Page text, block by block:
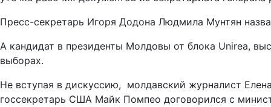
Пресс-секретарь Игоря Додона Людмила Мунтян
А кандидат в президенты Молдовы от блока Unirea,
выборах.
Не вступая в дискуссию, молдавский журналист
госсекретарь США Майк Помпео договорился с